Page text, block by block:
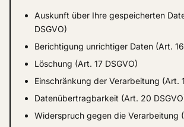
Auskunft über Ihre gespeicherten
DSGVO)
Berichtigung unrichtiger Daten (Art.
Löschung (Art. 17 DSGVO)
Einschränkung der Verarbeitung (Art.
Datenübertragbarkeit (Art. 20
Widerspruch gegen die Verarbeitung